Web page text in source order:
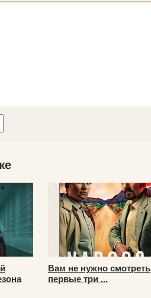
Вам не нужно смотреть
первые три ...